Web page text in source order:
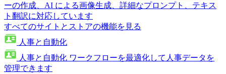
ーの作成、AI による画像生成、詳細なプロンプト、テキス
ト翻訳に対応しています
すべてのサイトとストアの機能を見る
人事と自動化
人事と自動化 ワークフローを最適化して人事データを
管理できます